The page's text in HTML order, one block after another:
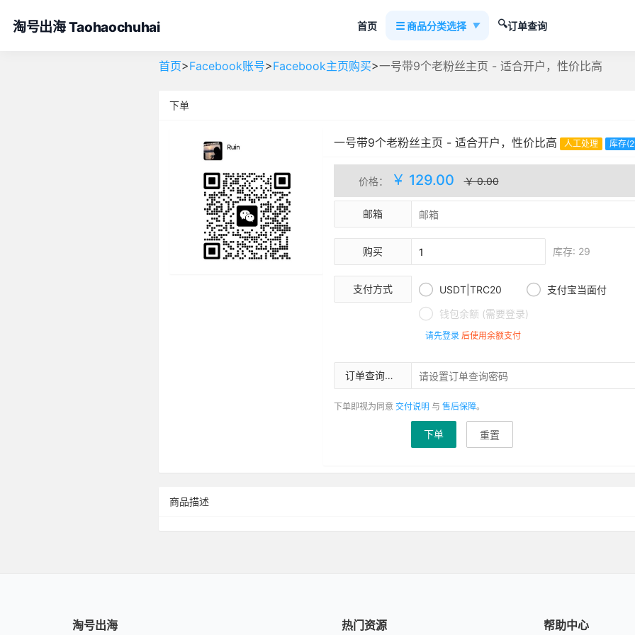
淘号出海 Taohaochuhai 首页 ☰商品分类选择 ▼ 🔍订单查询
首页>Facebook账号>Facebook主页购买>一号带9个老粉丝主页 - 适合开户，性价比高
下单
一号带9个老粉丝主页 - 适合开户，性价比高 人工处理 库存
价格： ￥ 129.00 ￥ 0.00
邮箱
购买 库存: 29
支付方式  USDT|TRC20  支付宝当面付
 钱包余额 (需要登录)
请先登录后使用余额支付
订单查询密码
下单即视为同意 交付说明 与 售后保障。
下单 重置
商品描述
淘号出海 热门资源 帮助中心